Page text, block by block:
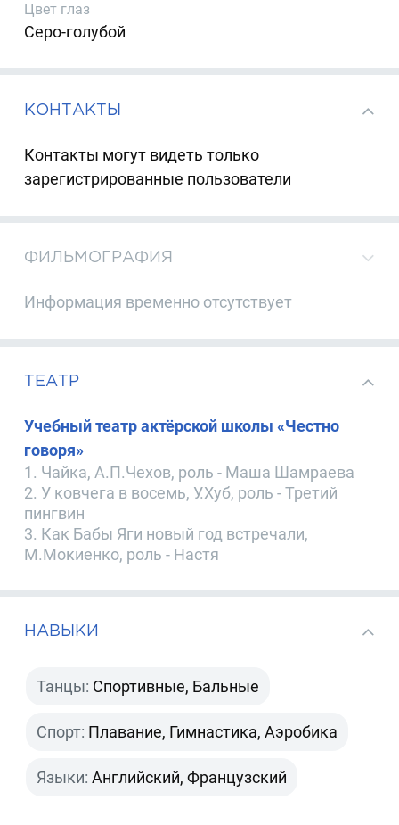
Цвет глаз
Серо-голубой
КОНТАКТЫ
Контакты могут видеть только
зарегистрированные пользователи
ФИЛЬМОГРАФИЯ
Информация временно отсутствует
ТЕАТР
Учебный театр актёрской школы «Честно
говоря»
1. Чайка, А.П.Чехов, роль - Маша Шамраева
2. У ковчега в восемь, У.Хуб, роль - Третий
пингвин
3. Как Бабы Яги новый год встречали,
М.Мокиенко, роль - Настя
НАВЫКИ
Танцы: Спортивные, Бальные
Спорт: Плавание, Гимнастика, Аэробика
Языки: Английский, Французский